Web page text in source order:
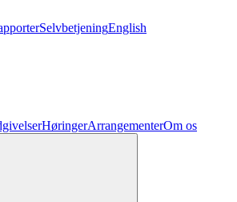
SelvbetjeningEnglish
HøringerArrangementerOm os